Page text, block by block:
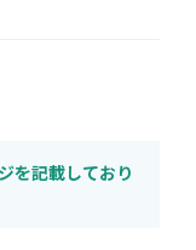
を記載しており